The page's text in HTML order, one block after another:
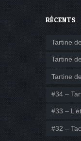
RÉCENTS
Tartine
Tartine
Tartine
#34 –
#33 –
#32 –